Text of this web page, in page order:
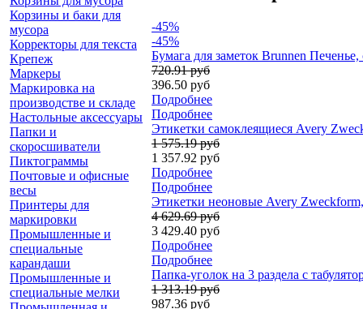
Корзины и баки для
мусора
Корректоры для текста
Крепеж
Маркеры
Маркировка на
производстве и складе
Настольные аксессуары
Папки и
скоросшиватели
Пиктограммы
Почтовые и офисные
весы
Принтеры для
маркировки
Промышленные и
специальные
карандаши
Промышленные и
специальные мелки
-45%
-45%
Бумага для заметок Brunnen
720.91 руб
396.50 руб
Подробнее
Подробнее
Этикетки самоклеящиеся Avery
1 575.19 руб
1 357.92 руб
Подробнее
Подробнее
Этикетки неоновые Avery
4 629.69 руб
3 429.40 руб
Подробнее
Подробнее
Папка-уголок на 3 раздела с
1 313.19 руб
987.36 руб